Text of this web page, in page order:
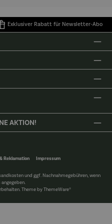
Exklusiver Rabatt für Newsletter-Abo
AKTION!
Reklamation Impressum
und ggf. Nachnahmegebühren, wenn
Theme byThemeWare®